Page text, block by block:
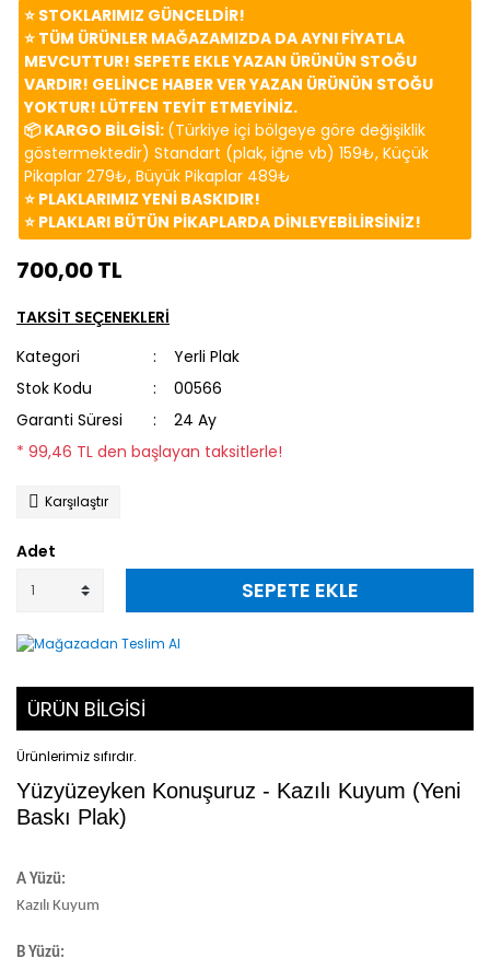
⭐️ STOKLARIMIZ GÜNCELDİR!
⭐️ TÜM ÜRÜNLER MAĞAZAMIZDA DA AYNI FİYATLA
MEVCUTTUR! SEPETE EKLE YAZAN ÜRÜNÜN STOĞU
VARDIR! GELİNCE HABER VER YAZAN ÜRÜNÜN STOĞU
YOKTUR! LÜTFEN TEYİT ETMEYİNİZ.
📦 KARGO BİLGİSİ: (Türkiye içi bölgeye göre değişiklik
göstermektedir) Standart (plak, iğne vb) 159₺, Küçük
Pikaplar 279₺, Büyük Pikaplar 489₺
⭐️ PLAKLARIMIZ YENİ BASKIDIR!
⭐️ PLAKLARI BÜTÜN PİKAPLARDA DİNLEYEBİLİRSİNİZ!
700,00 TL
TAKSİT SEÇENEKLERİ
Kategori
Yerli Plak
Stok Kodu
00566
Garanti Süresi
24 Ay
* 99,46 TL den başlayan taksitlerle!
Karşılaştır
Adet
SEPETE EKLE
ÜRÜN BİLGİSİ
Ürünlerimiz sıfırdır.
Yüzyüzeyken Konuşuruz - Kazılı Kuyum (Yeni
Baskı Plak)
A Yüzü:
Kazılı Kuyum
B Yüzü: